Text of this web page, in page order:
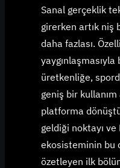
Sanal gerçeklik
girerken artık niş
daha fazlası.
üretkenliğe,
geniş bir
platforma
geldiği noktayı
ekosisteminin bu
özetleyen ilk